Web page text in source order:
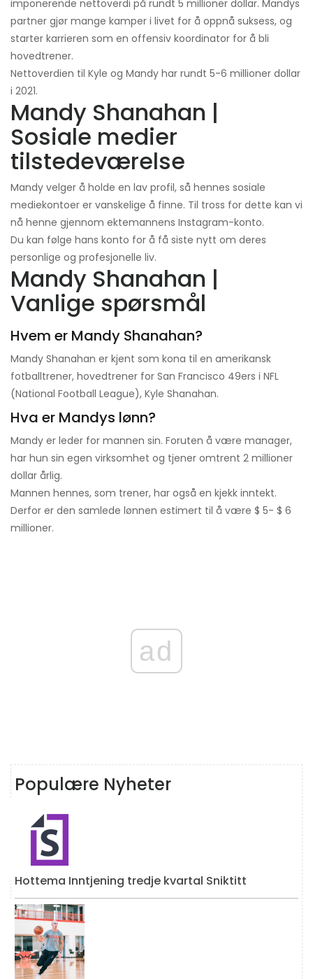
imponerende nettoverdi på rundt 5 millioner dollar. Mandys
partner gjør mange kamper i livet for å oppnå suksess, og
starter karrieren som en offensiv koordinator for å bli
hovedtrener.
Nettoverdien til Kyle og Mandy har rundt 5-6 millioner dollar
i 2021.
Mandy Shanahan |
Sosiale medier
tilstedeværelse
Mandy velger å holde en lav profil, så hennes sosiale
mediekontoer er vanskelige å finne. Til tross for dette kan vi
nå henne gjennom ektemannens Instagram-konto.
Du kan følge hans konto for å få siste nytt om deres
personlige og profesjonelle liv.
Mandy Shanahan |
Vanlige spørsmål
Hvem er Mandy Shanahan?
Mandy Shanahan er kjent som kona til en amerikansk
fotballtrener, hovedtrener for San Francisco 49ers i NFL
(National Football League), Kyle Shanahan.
Hva er Mandys lønn?
Mandy er leder for mannen sin. Foruten å være manager,
har hun sin egen virksomhet og tjener omtrent 2 millioner
dollar årlig.
Mannen hennes, som trener, har også en kjekk inntekt.
Derfor er den samlede lønnen estimert til å være $ 5- $ 6
millioner.
ad
Populære Nyheter
Hottema Inntjening tredje kvartal Sniktitt